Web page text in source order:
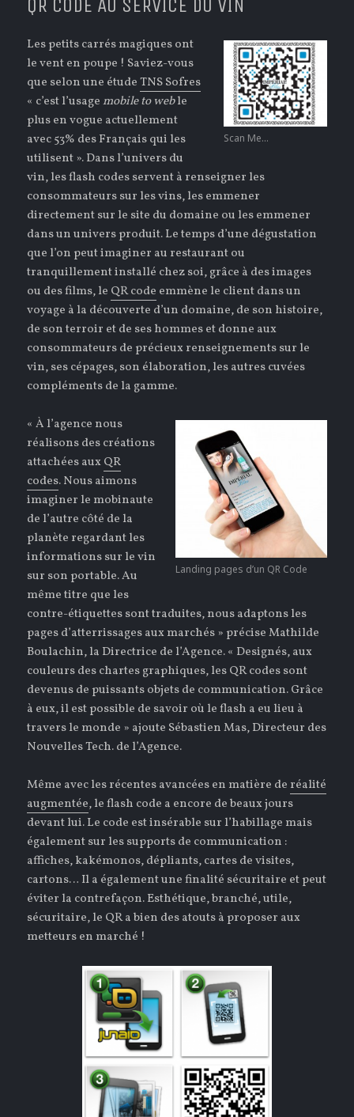
QR CODE AU SERVICE DU VIN
Scan Me…
Les petits carrés magiques ont
le vent en poupe ! Saviez-vous
que selon une étudeTNS Sofres
« c’est l’usagemobile to weble
plus en vogue actuellement
avec 53% des Français qui les
utilisent ». Dans l’univers du
vin, les flash codes servent à renseigner les
consommateurs sur les vins, les emmener
directement sur le site du domaine ou les emmener
dans un univers produit. Le temps d’une dégustation
que l’on peut imaginer au restaurant ou
tranquillement installé chez soi, grâce à des images
ou des films, le QR code emmène le client dans un
voyage à la découverte d’un domaine, de son histoire,
de son terroir et de ses hommes et donne aux
consommateurs de précieux renseignements sur le
vin, ses cépages, son élaboration, les autres cuvées
compléments de la gamme.
Landing pages d’un QR Code
« À l’agence nous
réalisons des créations
attachées auxQR
codes. Nous aimons
imaginer le mobinaute
de l’autre côté de la
planète regardant les
informations sur le vin
sur son portable. Au
même titre que les
contre-étiquettes sont traduites, nous adaptons les
pages d’atterrissages aux marchés » précise Mathilde
Boulachin, la Directrice de l’Agence. « Designés, aux
couleurs des chartes graphiques, les QR codes sont
devenus de puissants objets de communication. Grâce
à eux, il est possible de savoir où le flash a eu lieu à
travers le monde » ajoute Sébastien Mas, Directeur des
Nouvelles Tech. de l’Agence.
Même avec les récentes avancées en matière de réalité
augmentée, le flash code a encore de beaux jours
devant lui. Le code est insérable sur l’habillage mais
également sur les supports de communication :
affiches, kakémonos, dépliants, cartes de visites,
cartons… Il a également une finalité sécuritaire et peut
éviter la contrefaçon. Esthétique, branché, utile,
sécuritaire, le QR a bien des atouts à proposer aux
metteurs en marché !